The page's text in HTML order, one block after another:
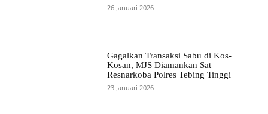
26 Januari 2026
Gagalkan Transaksi Sabu di Kos-
Kosan, MJS Diamankan Sat
Resnarkoba Polres Tebing Tinggi
23 Januari 2026